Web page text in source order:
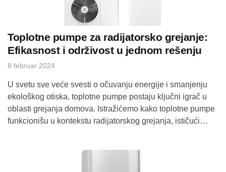
Toplotne pumpe za radijatorsko grejanje:
Efikasnost i održivost u jednom rešenju
8 februar 2024
U svetu sve veće svesti o očuvanju energije i smanjenju
ekološkog otiska, toplotne pumpe postaju ključni igrač u
oblasti grejanja domova. Istražićemo kako toplotne pumpe
funkcionišu u kontekstu radijatorskog grejanja, ističući